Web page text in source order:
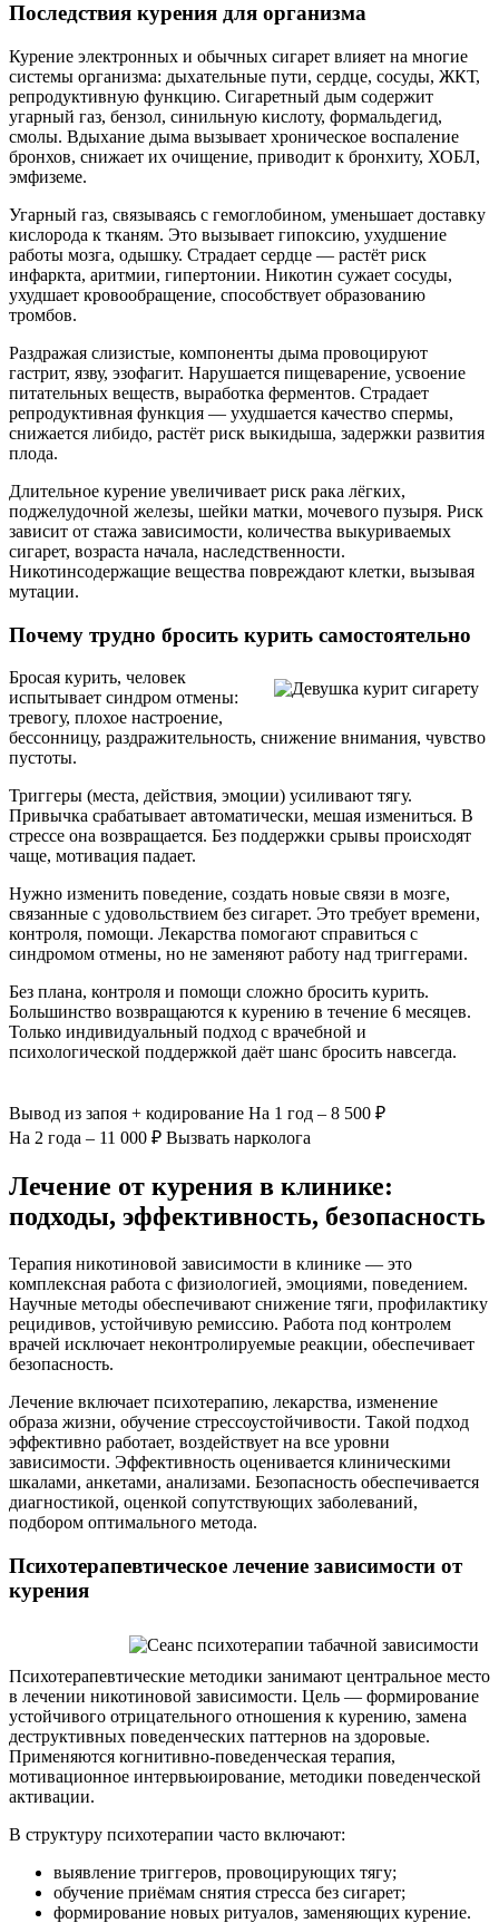
Последствия курения для организма
Курение электронных и обычных сигарет влияет на многие
системы организма: дыхательные пути, сердце, сосуды, ЖКТ,
репродуктивную функцию. Сигаретный дым содержит
угарный газ, бензол, синильную кислоту, формальдегид,
смолы. Вдыхание дыма вызывает хроническое воспаление
бронхов, снижает их очищение, приводит к бронхиту, ХОБЛ,
эмфиземе.
Угарный газ, связываясь с гемоглобином, уменьшает доставку
кислорода к тканям. Это вызывает гипоксию, ухудшение
работы мозга, одышку. Страдает сердце — растёт риск
инфаркта, аритмии, гипертонии. Никотин сужает сосуды,
ухудшает кровообращение, способствует образованию
тромбов.
Раздражая слизистые, компоненты дыма провоцируют
гастрит, язву, эзофагит. Нарушается пищеварение, усвоение
питательных веществ, выработка ферментов. Страдает
репродуктивная функция — ухудшается качество спермы,
снижается либидо, растёт риск выкидыша, задержки развития
плода.
Длительное курение увеличивает риск рака лёгких,
поджелудочной железы, шейки матки, мочевого пузыря. Риск
зависит от стажа зависимости, количества выкуриваемых
сигарет, возраста начала, наследственности.
Никотинсодержащие вещества повреждают клетки, вызывая
мутации.
Почему трудно бросить курить самостоятельно
Бросая курить, человек
испытывает синдром отмены:
тревогу, плохое настроение,
бессонницу, раздражительность, снижение внимания, чувство
пустоты.
Триггеры (места, действия, эмоции) усиливают тягу.
Привычка срабатывает автоматически, мешая измениться. В
стрессе она возвращается. Без поддержки срывы происходят
чаще, мотивация падает.
Нужно изменить поведение, создать новые связи в мозге,
связанные с удовольствием без сигарет. Это требует времени,
контроля, помощи. Лекарства помогают справиться с
синдромом отмены, но не заменяют работу над триггерами.
Без плана, контроля и помощи сложно бросить курить.
Большинство возвращаются к курению в течение 6 месяцев.
Только индивидуальный подход с врачебной и
психологической поддержкой даёт шанс бросить навсегда.
Вывод из запоя + кодирование На 1 год – 8 500 ₽
На 2 года – 11 000 ₽ Вызвать нарколога
Лечение от курения в клинике:
подходы, эффективность, безопасность
Терапия никотиновой зависимости в клинике — это
комплексная работа с физиологией, эмоциями, поведением.
Научные методы обеспечивают снижение тяги, профилактику
рецидивов, устойчивую ремиссию. Работа под контролем
врачей исключает неконтролируемые реакции, обеспечивает
безопасность.
Лечение включает психотерапию, лекарства, изменение
образа жизни, обучение стрессоустойчивости. Такой подход
эффективно работает, воздействует на все уровни
зависимости. Эффективность оценивается клиническими
шкалами, анкетами, анализами. Безопасность обеспечивается
диагностикой, оценкой сопутствующих заболеваний,
подбором оптимального метода.
Психотерапевтическое лечение зависимости от
курения
Психотерапевтические методики занимают центральное место
в лечении никотиновой зависимости. Цель — формирование
устойчивого отрицательного отношения к курению, замена
деструктивных поведенческих паттернов на здоровые.
Применяются когнитивно-поведенческая терапия,
мотивационное интервьюирование, методики поведенческой
активации.
В структуру психотерапии часто включают:
выявление триггеров, провоцирующих тягу;
обучение приёмам снятия стресса без сигарет;
формирование новых ритуалов, заменяющих курение.